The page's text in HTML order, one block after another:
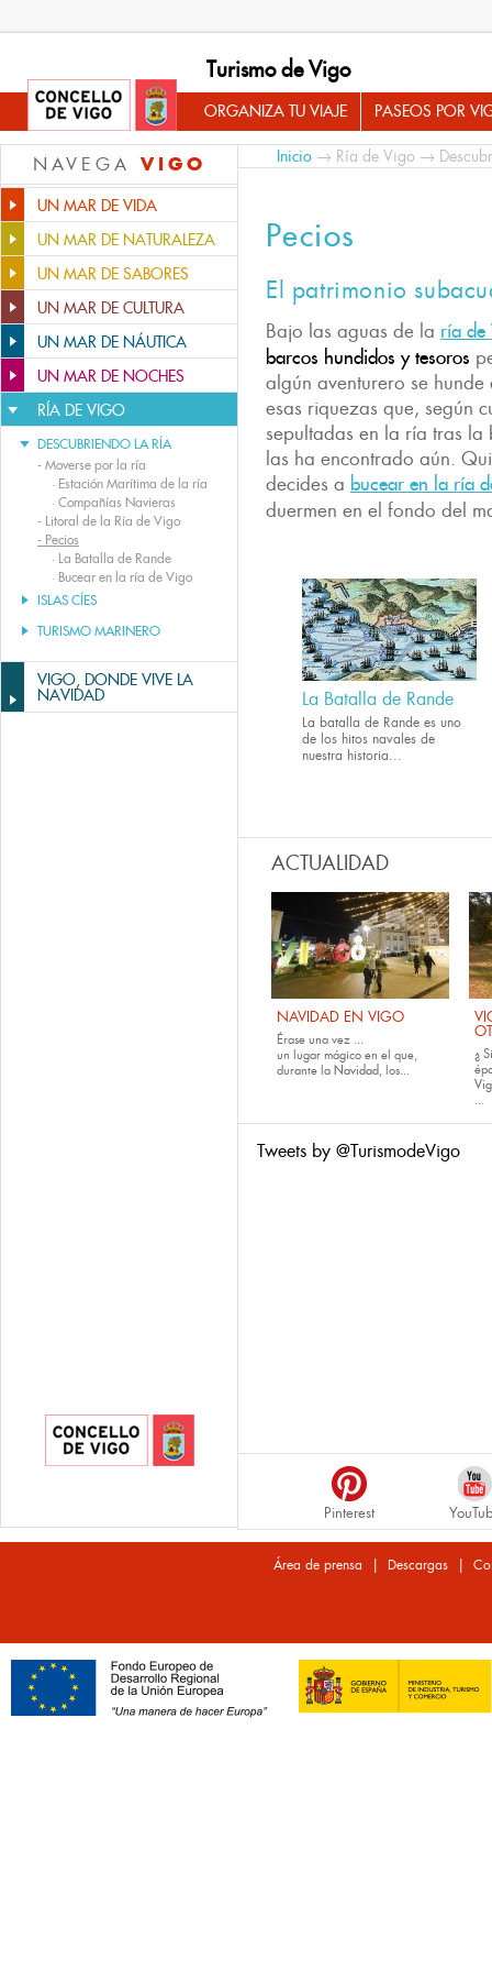
Turismo de Vigo
ORGANIZA TU VIAJE PASEOS POR
NAVEGA VIGO
UN MAR DE VIDA
UN MAR DE NATURALEZA
UN MAR DE SABORES
UN MAR DE CULTURA
UN MAR DE NÁUTICA
UN MAR DE NOCHES
RÍA DE VIGO
DESCUBRIENDO LA RÍA
- Moverse por la ría
· Estación Marítima de la ría
· Compañías Navieras
- Litoral de la Ría de Vigo
- Pecios
· La Batalla de Rande
· Bucear en la ría de Vigo
ISLAS CÍES
TURISMO MARINERO
VIGO, DONDE VIVE LA
NAVIDAD
Inicio → Ría de Vigo →
Pecios
El patrimonio
Bajo las aguas de la ría de
barcos hundidos y tesoros
algún aventurero se
esas riquezas que, según
sepultadas en la ría tras
las ha encontrado aún.
decides a bucear en la ría
duermen en el fondo del
La Batalla de Rande
La batalla de Rande es uno
de los hitos navales de
nuestra historia...
ACTUALIDAD
NAVIDAD EN VIGO
Érase una vez ...
un lugar mágico en el que,
durante la Navidad, los...
¿
...
Tweets by @TurismodeVigo
Pinterest
Área de prensa | Descargas|